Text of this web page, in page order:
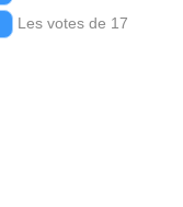
Les votes de 17